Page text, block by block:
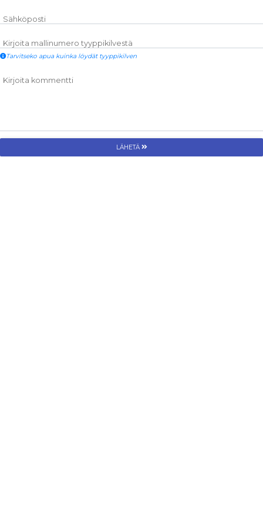
Sähköposti
Kirjoita mallinumero tyyppikilvestä
Tarvitseko apua kuinka löydät tyyppikilven
Kirjoita kommentti
LÄHETÄ